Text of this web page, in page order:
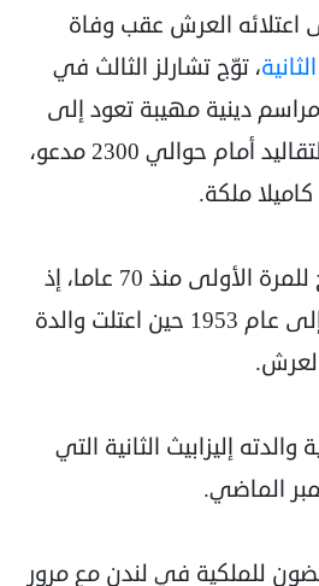
اعتلائه العرش عقب وفاة
، توّج تشارلز الثالث في
دينية مهيبة تعود إلى
ألف عام من التاريخ والتقاليد أمام حوالي 2300 مدعو،
ملكة.
وأقيمت مراسم التتويج للمرة الأولى منذ 70 عاما، إذ
تعود نسختها الأخيرة إلى عام 1953 حين اعتلت والدة
العرش.
إليزابيث الثانية التي
الماضي.
للملكية في لندن مع مرور